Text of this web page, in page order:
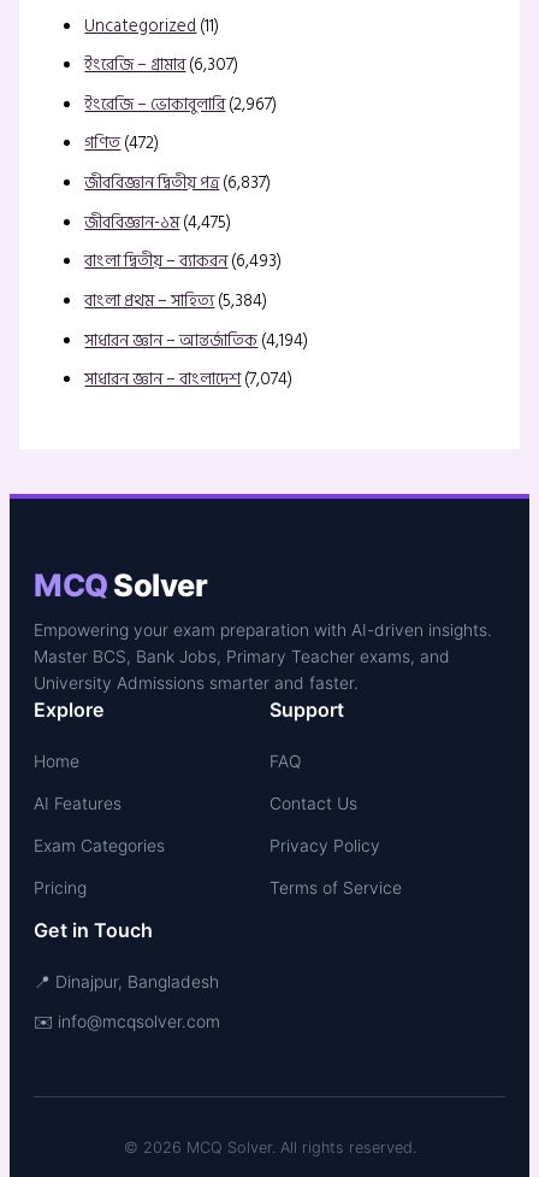
Uncategorized (11)
ইংরেজি – গ্রামার(6,307)
ইংরেজি – ভোকাবুলারি(2,967)
গণিত(472)
জীববিজ্ঞান দ্বিতীয় পত্র(6,837)
জীববিজ্ঞান-১ম(4,475)
বাংলা দ্বিতীয় – ব্যাকরন(6,493)
বাংলা প্রথম – সাহিত্য(5,384)
সাধারন জ্ঞান – আন্তর্জাতিক(4,194)
সাধারন জ্ঞান – বাংলাদেশ(7,074)
MCQSolver
Empowering your exam preparation with AI-driven insights.
Master BCS, Bank Jobs, Primary Teacher exams, and
University Admissions smarter and faster.
Explore
Home
AI Features
Exam Categories
Pricing
Support
FAQ
Contact Us
Privacy Policy
Terms of Service
Get in Touch
📍 Dinajpur, Bangladesh
✉️ info@mcqsolver.com
© 2026 MCQ Solver. All rights reserved.